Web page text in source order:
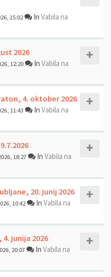
15:02 In Vabila na
2026
12:20 In Vabila na
4. oktober 2026
11:43 In Vabila na
18:27 In Vabila na
20. junij 2026
10:42 In Vabila na
junija 2026
20:07 In Vabila na